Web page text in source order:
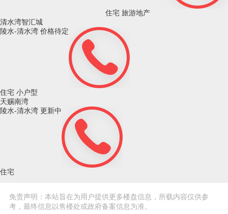
住宅 旅游地产
清水湾智汇城
陵水-清水湾 价格待定
住宅 小户型
天赐南湾
陵水-清水湾 更新中
住宅
免责声明：本站旨在为用户提供更多楼盘信息，所载内容仅供参
考，最终信息以售楼处或政府备案信息为准。